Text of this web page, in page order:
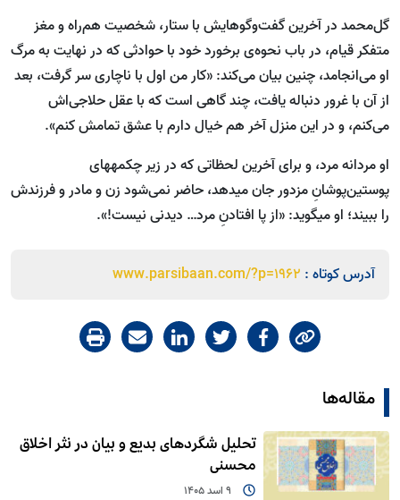
گل‌محمد در آخرین گفت‌وگوهایش با ستار، شخصیت هم‌راه و مغز
متفکر قیام، در باب نحوه‌ی برخورد خود با حوادثی که در نهایت به مرگ
او می‌انجامد، چنین بیان می‌کند: «کار من اول با ناچاری سر گرفت، بعد
از آن با غرور دنباله یافت، چند گاهی است که با عقل حلاجی‌اش
می‌کنم، و در این منزل آخر هم خیال دارم با عشق تمامش کنم».
او مردانه مرد، و برای آخرین لحظاتی که در زیر چکمه‏های
پوستین‌پوشانِ مزدور جان می‏دهد، حاضر نمی‌شود زن و مادر و فرزندش
را ببیند؛ او می‏گوید: «از پا افتادنِ مرد… دیدنی نیست!».
آدرس کوتاه : www.parsibaan.com/?p=1962
مقاله‌ها
تحلیل شگردهای بدیع و بیان در نثر اخلاق
محسنی
9 اسد 1405